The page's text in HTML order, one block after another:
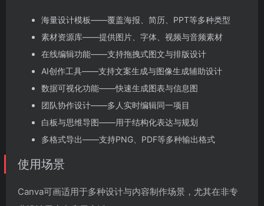
海量设计模板——覆盖海报、简历、PPT等多种类型
素材资源库——提供图片、字体、视频与音频素材
在线编辑功能——支持拖拽式图文与排版设计
AI创作工具——支持文案生成与图像生成辅助设计
数据可视化功能——快速生成图表与信息图
团队协作设计——多人实时编辑同一项目
白板与思维导图——用于结构化表达与规划
多格式导出——支持PNG、PDF等多种输出格式
使用场景
Canva可画适用于多种设计与内容制作场景，尤其在非专